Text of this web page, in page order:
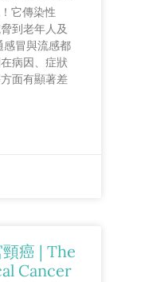
它傳染性
到老年人及
感冒與流感都
病因、症狀
面有顯著差
癌 | The
Cancer